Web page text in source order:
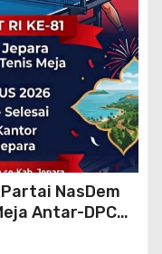
NasDem
Antar-DPC